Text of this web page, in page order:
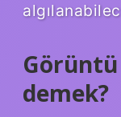
demek?